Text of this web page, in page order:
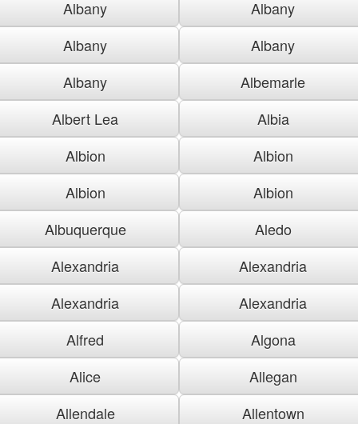
Albany
Albany
Albany
Albany
Albany
Albemarle
Albert Lea
Albia
Albion
Albion
Albion
Albion
Albuquerque
Aledo
Alexandria
Alexandria
Alexandria
Alexandria
Alfred
Algona
Alice
Allegan
Allendale
Allentown